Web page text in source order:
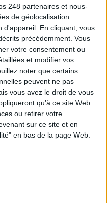
248 partenaires et nous-
de géolocalisation
d'appareil. En cliquant, vous
précédemment. Vous
votre consentement ou
et modifier vos
noter que certains
peuvent ne pas
vous avez le droit de vous
qu’à ce site Web.
ou retirer votre
sur ce site et en
en bas de la page Web.
des entreprises françaises
contenus générés par l'IA
à partir du 2 août